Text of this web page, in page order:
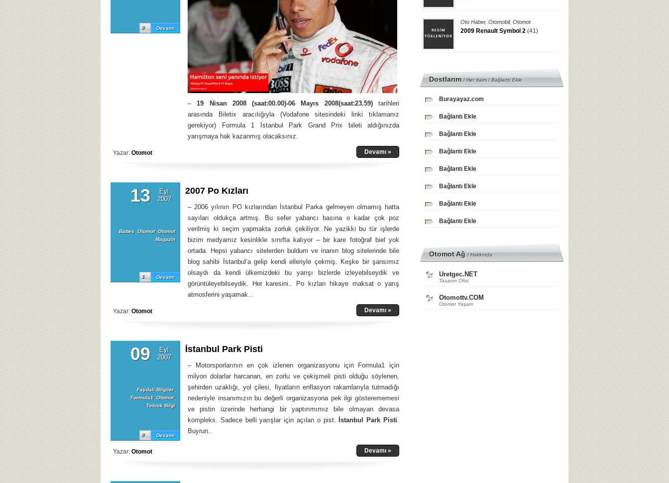
Devamı
0
– 19 Nisan 2008 (saat:00.00)-06 Mayıs 2008(saat:23.59)tarihleri
arasında Biletix aracılığıyla (Vodafone sitesindeki linki tıklamanız
gerekiyor) Formula 1 İstanbul Park Grand Prix bileti aldığınızda
yarışmaya hak kazanmış olacaksınız.
Yazar: Otomot Devamı »
13
Eyl
2007
Babes Otomot, Otomot
Magazin
Devamı
1
2007 Po Kızları
– 2006 yılının PO kızlarından İstanbul Parka gelmeyen olmamış hatta
sayıları oldukça artmış. Bu sefer yabancı basına o kadar çok poz
verilmiş ki seçim yapmakta zorluk çekiliyor. Ne yazikki bu tür işlerde
bizim medyamız kesinlikle sınıfta kalıyor – bir kare fotoğraf biel yok
ortada. Hepsi yabancı sitelerden buldum ve inanın blog sitelerinde bile
blog sahibi İstanbul’a gelip kendi elleriyle çekmiş. Keşke bir şansımız
olsaydı da kendi ülkemizdeki bu yarışı bizlerde izleyebilseydik ve
görüntüleyebilseydik. Her karesini.. Po kızları hikaye maksat o yarış
atmosferini yaşamak…
Yazar: Otomot Devamı »
09
Eyl
2007
Faydalı Bilgiler,
Formula1 Otomot,
Teknik Bilgi
Devamı
0
İstanbul Park Pisti
– Motorsporlarının en çok izlenen organizasyonu için Formula1 için
milyon dolarlar harcanan, en zorlu ve çekişmeli pisti olduğu söylenen,
şehirden uzaklığı, yol çilesi, fiyatların enflasyon rakamlarıyla tutmadığı
nedeniyle insanımızın bu değerli organizasyona pek ilgi gösterememesi
ve pistin üzerinde herhangi bir yaptırımımız bile olmayan devasa
kompleks. Sadece belli yarışlar için açılan o pist.
İstanbul Park Pisti
Buyrun..
Yazar: Otomot Devamı »
Oto Haber, Otomobil, Otomot
2009 Renault Symbol 2 (41)
Dostlarım/ Her daim /Bağlantı Ekle
Burayayaz.com
Bağlantı Ekle
Bağlantı Ekle
Bağlantı Ekle
Bağlantı Ekle
Bağlantı Ekle
Bağlantı Ekle
Bağlantı Ekle
Otomot Ağ/Hakkında
Uretgec.NET
Tasarım Ofisi
Otomottv.COM
Otomot Yaşam